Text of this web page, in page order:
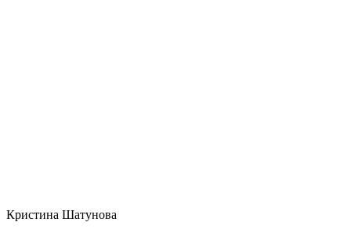
Кристина Шатунова